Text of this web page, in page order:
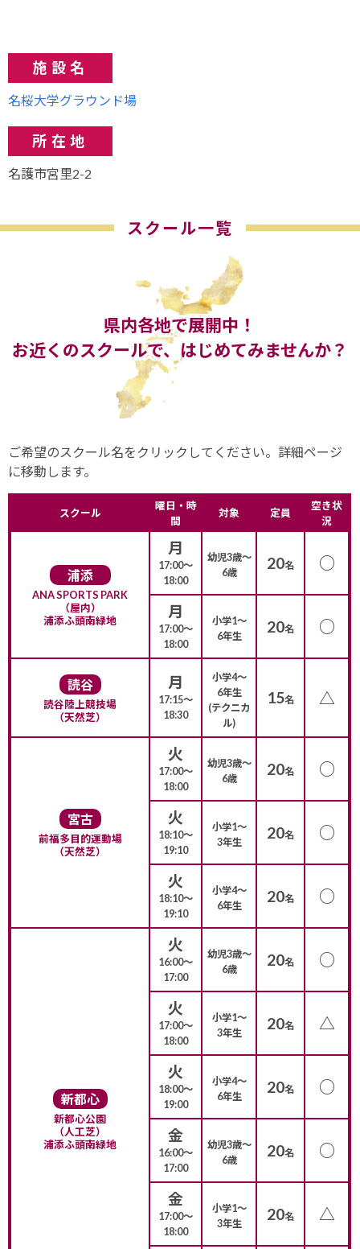
施設名
名桜大学グラウンド場
所在地
名護市宮里2-2
スクール一覧
県内各地で展開中！
お近くのスクールで、はじめてみませんか？
ご希望のスクール名をクリックしてください。詳細ページ
に移動します。
スクール
曜日・時
間
対象 定員
空き状
況
浦添
ANA SPORTS PARK
（屋内）
浦添ふ頭南緑地
月
17:00〜
18:00
幼児3歳〜
6歳
20名 ○
月
17:00〜
18:00
小学1〜
6年生
20名 ○
読谷
読谷陸上競技場
（天然芝）
月
17:15〜
18:30
小学4〜
6年生
(テクニカ
ル)
15名 △
宮古
前福多目的運動場
（天然芝）
火
17:00〜
18:00
幼児3歳〜
6歳
20名 ○
火
18:10〜
19:10
小学1〜
3年生
20名 ○
火
18:10〜
19:10
小学4〜
6年生
20名 ○
新都心
新都心公園
（人工芝）
浦添ふ頭南緑地
火
16:00〜
17:00
幼児3歳〜
6歳
20名 ○
火
17:00〜
18:00
小学1〜
3年生
20名 △
火
18:00〜
19:00
小学4〜
6年生
20名 ○
金
16:00〜
17:00
幼児3歳〜
6歳
20名 ○
金
17:00〜
18:00
小学1〜
3年生
20名 △